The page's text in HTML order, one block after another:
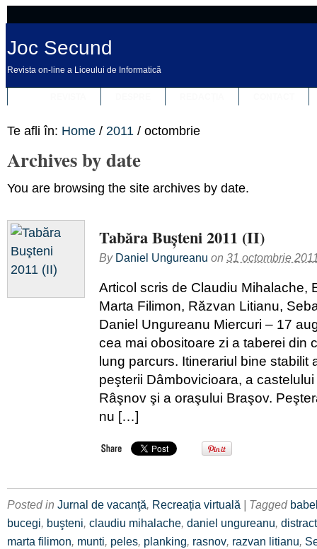
Joc Secund
Revista on-line a Liceului de Informatică
Te afli în: Home / 2011 / octombrie
Archives by date
You are browsing the site archives by date.
Tabăra Buşteni 2011 (II)
By Daniel Ungureanu on 31 octombrie
Articol scris de Claudiu Mihalache,
Marta Filimon, Răzvan Litianu,
Daniel Ungureanu Miercuri – 17
cea mai obositoare zi a taberei din
lung parcurs. Itinerariul bine stabilit
peşterii Dâmbovicioara, a
Râşnov şi a oraşului Braşov.
nu […]
Posted in Jurnal de vacanţă, Recreația virtuală | Tagged
bucegi, buşteni, claudiu mihalache, daniel ungureanu,
marta filimon, munti, peles, planking, rasnov, razvan litianu,